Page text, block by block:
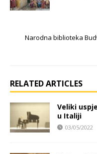
Narodna biblioteka
RELATED ARTICLES
Veliki
u Italiji
03/05/2022